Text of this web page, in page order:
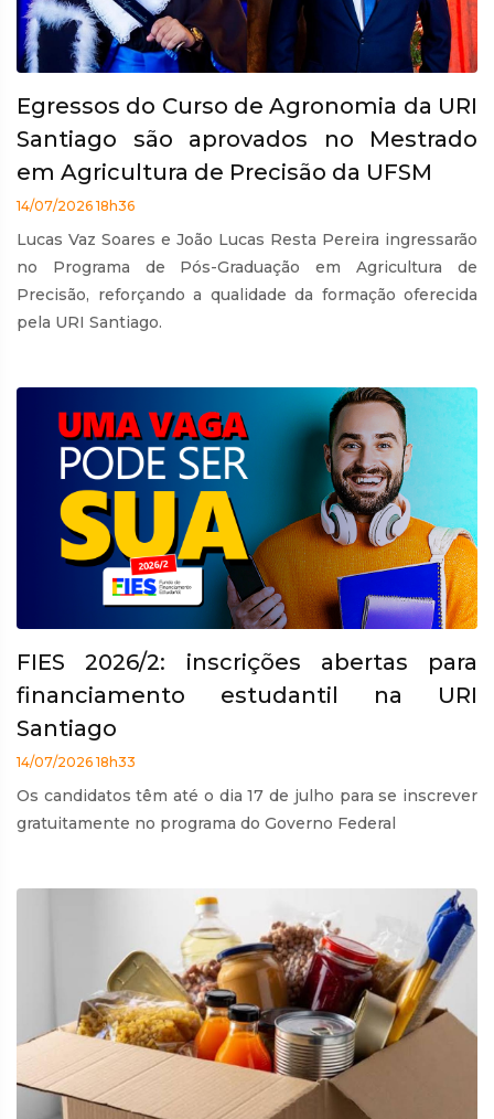
Egressos do Curso de Agronomia da URI
Santiago são aprovados no Mestrado
em Agricultura de Precisão da UFSM
14/07/2026 18h36
Lucas Vaz Soares e João Lucas Resta Pereira ingressarão
no Programa de Pós-Graduação em Agricultura de
Precisão, reforçando a qualidade da formação oferecida
pela URI Santiago.
FIES 2026/2: inscrições abertas para
financiamento estudantil na URI
Santiago
14/07/2026 18h33
Os candidatos têm até o dia 17 de julho para se inscrever
gratuitamente no programa do Governo Federal